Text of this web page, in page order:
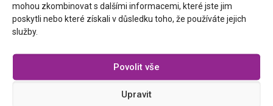
mohou zkombinovat s dalšími informacemi, které jste jim
poskytli nebo které získali v důsledku toho, že používáte jejich
služby.
Povolit vše
Upravit
VĚTRNÍČKY V KARAMELOVÉ LOUŽIČCE